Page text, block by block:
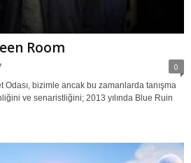
Room
0
Odası, bizimle ancak bu zamanlarda tanışma
ve senaristliğini; 2013 yılında Blue Ruin